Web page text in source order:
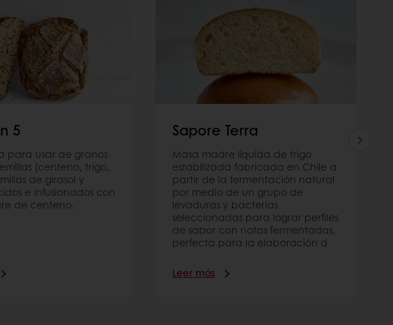
5
para usar de granos
(centeno, trigo,
de girasol y
e infusionados con
de centeno.
Sapore Terra
Masa madre líquida de trigo
estabilizada fabricada en Chile a
partir de la fermentación natural
por medio de un grupo de
levaduras y bacterias
seleccionadas para lograr perfiles
de sabor con notas fermentadas,
perfecta para la elaboración d
Leer más